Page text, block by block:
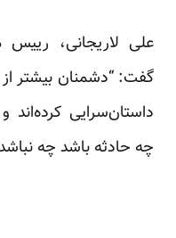
علی لاریجانی،
گفت: “دشمنان بیشتر
داستان‌سرایی
چه حادثه باشد چه